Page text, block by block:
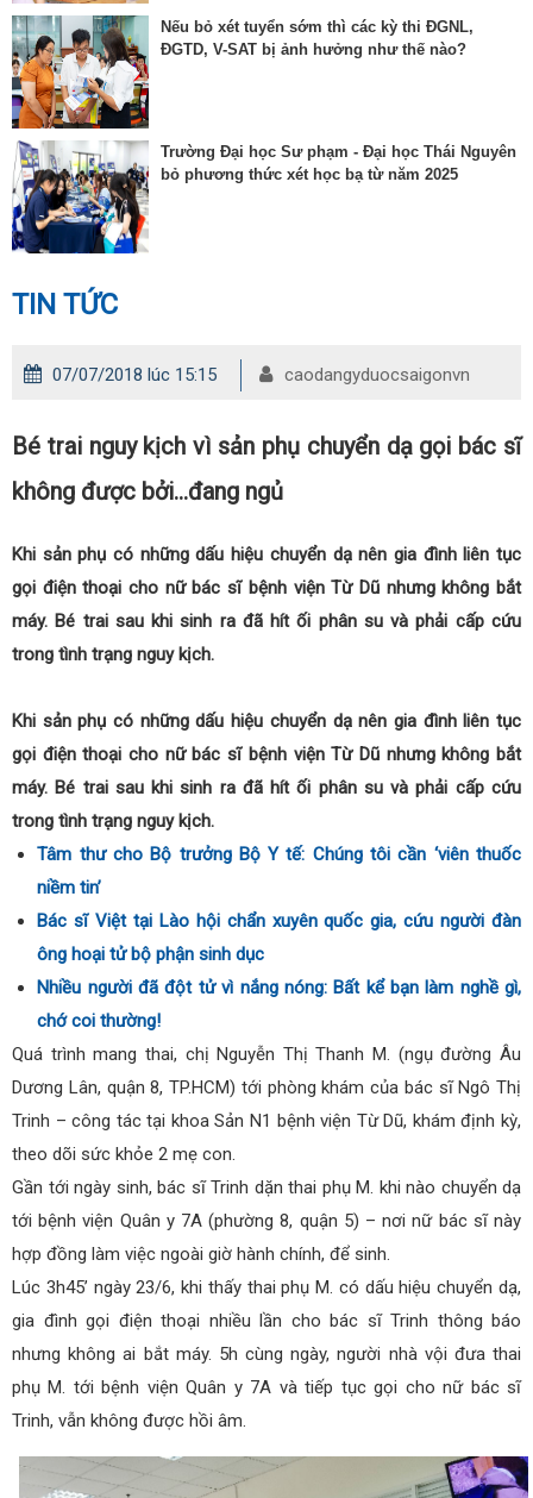
Nếu bỏ xét tuyển sớm thì các kỳ thi ĐGNL,
ĐGTD, V-SAT bị ảnh hưởng như thế nào?
Trường Đại học Sư phạm - Đại học Thái Nguyên
bỏ phương thức xét học bạ từ năm 2025
TIN TỨC
07/07/2018 lúc 15:15 caodangyduocsaigonvn
Bé trai nguy kịch vì sản phụ chuyển dạ gọi bác sĩ
không được bởi…đang ngủ
Khi sản phụ có những dấu hiệu chuyển dạ nên gia đình liên tục
gọi điện thoại cho nữ bác sĩ bệnh viện Từ Dũ nhưng không bắt
máy. Bé trai sau khi sinh ra đã hít ối phân su và phải cấp cứu
trong tình trạng nguy kịch.
Khi sản phụ có những dấu hiệu chuyển dạ nên gia đình liên tục
gọi điện thoại cho nữ bác sĩ bệnh viện Từ Dũ nhưng không bắt
máy. Bé trai sau khi sinh ra đã hít ối phân su và phải cấp cứu
trong tình trạng nguy kịch.
Tâm thư cho Bộ trưởng Bộ Y tế: Chúng tôi cần ‘viên thuốc
niềm tin’
Bác sĩ Việt tại Lào hội chẩn xuyên quốc gia, cứu người đàn
ông hoại tử bộ phận sinh dục
Nhiều người đã đột tử vì nắng nóng: Bất kể bạn làm nghề gì,
chớ coi thường!
Quá trình mang thai, chị Nguyễn Thị Thanh M. (ngụ đường Âu
Dương Lân, quận 8, TP.HCM) tới phòng khám của bác sĩ Ngô Thị
Trinh – công tác tại khoa Sản N1 bệnh viện Từ Dũ, khám định kỳ,
theo dõi sức khỏe 2 mẹ con.
Gần tới ngày sinh, bác sĩ Trinh dặn thai phụ M. khi nào chuyển dạ
tới bệnh viện Quân y 7A (phường 8, quận 5) – nơi nữ bác sĩ này
hợp đồng làm việc ngoài giờ hành chính, để sinh.
Lúc 3h45’ ngày 23/6, khi thấy thai phụ M. có dấu hiệu chuyển dạ,
gia đình gọi điện thoại nhiều lần cho bác sĩ Trinh thông báo
nhưng không ai bắt máy. 5h cùng ngày, người nhà vội đưa thai
phụ M. tới bệnh viện Quân y 7A và tiếp tục gọi cho nữ bác sĩ
Trinh, vẫn không được hồi âm.